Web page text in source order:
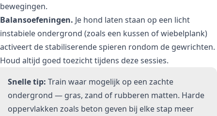
bewegingen.
Balansoefeningen. Je hond laten staan op een licht
instabiele ondergrond (zoals een kussen of wiebelplank)
activeert de stabiliserende spieren rondom de gewrichten.
Houd altijd goed toezicht tijdens deze sessies.
Snelle tip: Train waar mogelijk op een zachte
ondergrond — gras, zand of rubberen matten. Harde
oppervlakken zoals beton geven bij elke stap meer